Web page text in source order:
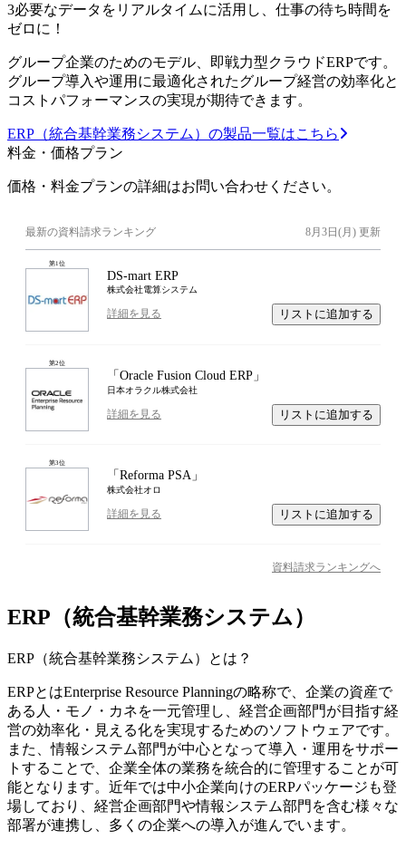
3必要なデータをリアルタイムに活用し、仕事の待ち時間を
ゼロに！
グループ企業のためのモデル、即戦力型クラウドERPです。
グループ導入や運用に最適化されたグループ経営の効率化と
コストパフォーマンスの実現が期待できます。
ERP（統合基幹業務システム）の製品一覧はこちら
料金・価格プラン
価格・料金プランの詳細はお問い合わせください。
最新の資料請求ランキング 8月3日(月) 更新
第1位
DS-mart ERP
株式会社電算システム
詳細を見る リストに追加する
第2位
「Oracle Fusion Cloud ERP」
日本オラクル株式会社
詳細を見る リストに追加する
第3位
「Reforma PSA」
株式会社オロ
詳細を見る リストに追加する
資料請求ランキングへ
ERP（統合基幹業務システム）
ERP（統合基幹業務システム） とは？
ERPとはEnterprise Resource Planningの略称で、企業の資産で
ある人・モノ・カネを一元管理し、経営企画部門が目指す経
営の効率化・見える化を実現するためのソフトウェアです。
また、情報システム部門が中心となって導入・運用をサポー
トすることで、企業全体の業務を統合的に管理することが可
能となります。近年では中小企業向けのERPパッケージも登
場しており、経営企画部門や情報システム部門を含む様々な
部署が連携し、多くの企業への導入が進んでいます。